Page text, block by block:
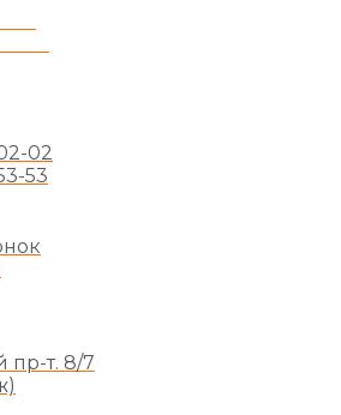
02
53
пр-т. 8/7